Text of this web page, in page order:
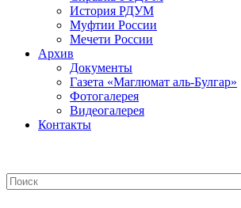
История РДУМ
Муфтии России
Мечети России
Архив
Документы
Газета «Маглюмат аль-Булгар»
Фотогалерея
Видеогалерея
Контакты